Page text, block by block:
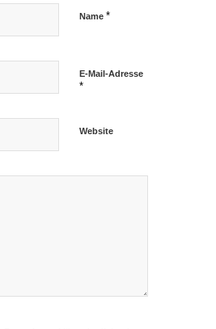
Name *
E-Mail-Adresse
*
Website